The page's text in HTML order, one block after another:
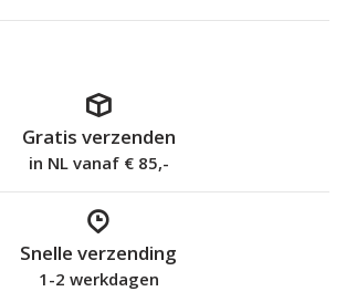
Gratis verzenden
in NL vanaf € 85,-
Snelle verzending
1-2 werkdagen